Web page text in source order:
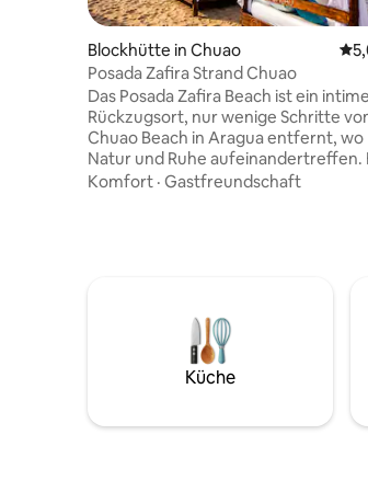
Blockhütte in Chuao
Posada Zafira Strand Chuao
Das Posada Zafira Beach ist ein
Rückzugsort, nur wenige Schritte
Chuao Beach in Aragua entfernt, wo
Natur und Ruhe aufeinandertreffen.
verfügt über 2 separate Zimmer, jedes
Handwerkliches Design, Meeresbrise,
Hängematten und Freiflächen, um
zu entspannen und die Karibsammen
dem Wesentlichen zu erleben 🌿🌊
Komfort · Gastfreundschaft
Küche